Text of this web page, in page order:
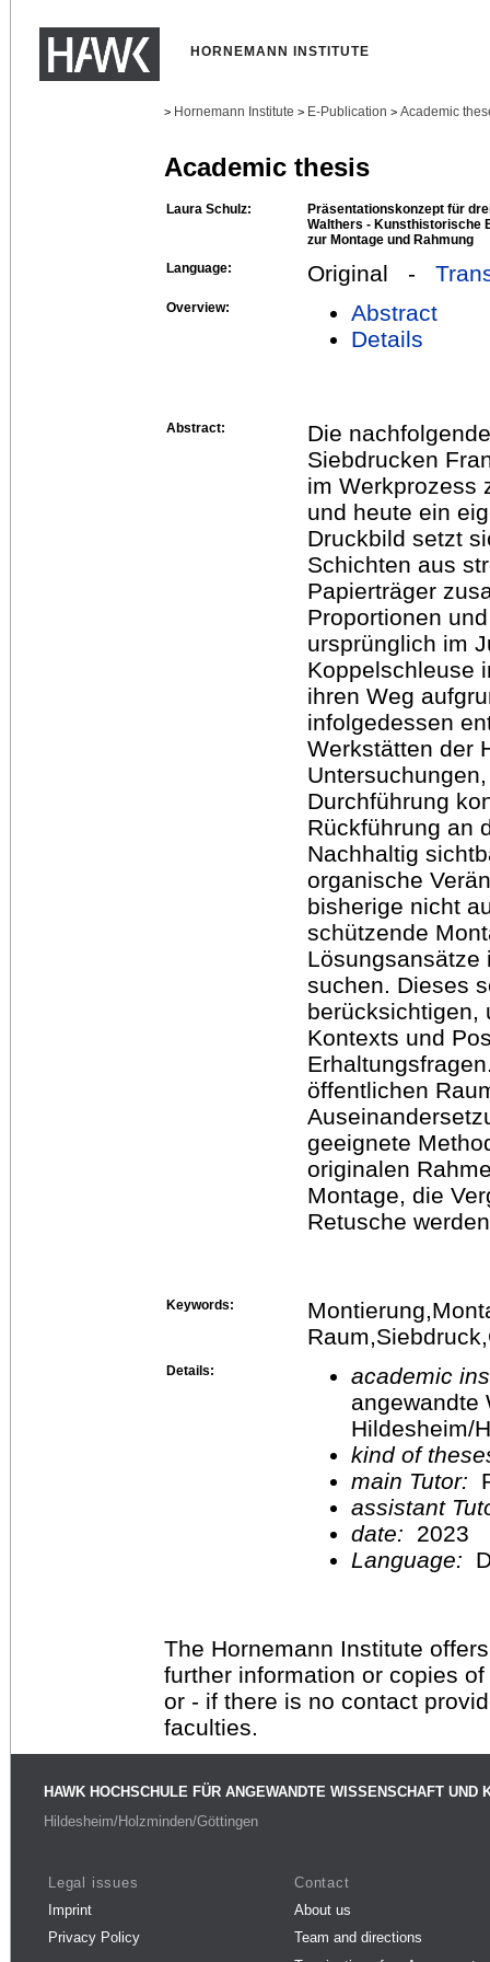
HORNEMANN INSTITUTE
> Hornemann Institute > E-Publication > Academic
Academic thesis
Laura Schulz:
Präsentationskonzept für
Walthers - Kunsthistorische
zur Montage und Rahmung
Language:
Original -
Overview:
Abstract
Details
Abstract:
Die
Siebdrucken
im Werkprozess
und heute ein
Druckbild setzt
Schichten aus
Papierträger
Proportionen
ursprünglich im
Koppelschleuse
ihren Weg
infolgedessen
Werkstätten der
Durchführung
Rückführung an
Nachhaltig
organische
bisherige nicht
schützende
Lösungsansätze
suchen. Dieses
berücksichtigen,
Kontexts und
öffentlichen
geeignete
originalen
Montage, die
Retusche
Keywords:
Details:
academic
angewandte
Hildesheim/
kind of
main Tutor:
assistant
date:
2023
Language:
The Hornemann Institute
further information or copies
or - if there is no contact
faculties.
HAWK HOCHSCHULE FÜR ANGEWANDTE WISSENSCHAFT UND
Hildesheim/Holzminden/Göttingen
Legal issues
Imprint
Privacy Policy
Contact
About us
Team and directions